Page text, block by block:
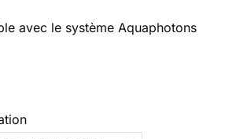
avec le système Aquaphotons